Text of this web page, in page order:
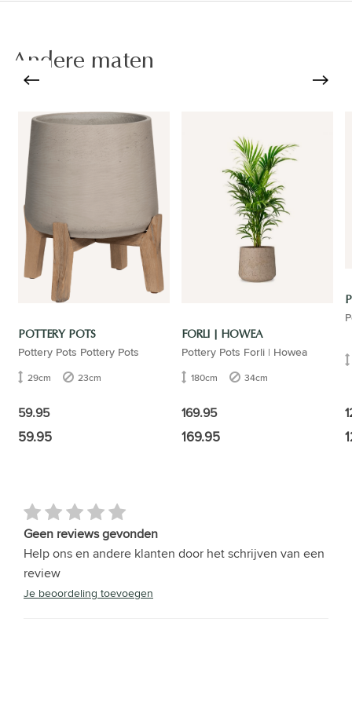
Andere maten
POTTERY POTS
Pottery Pots Pottery Pots
29cm 23cm
59.95
59.95
FORLI | HOWEA
Pottery Pots Forli | Howea
180cm 34cm
169.95
169.95
Geen reviews gevonden
Help ons en andere klanten door het schrijven van een
review
Je beoordeling toevoegen